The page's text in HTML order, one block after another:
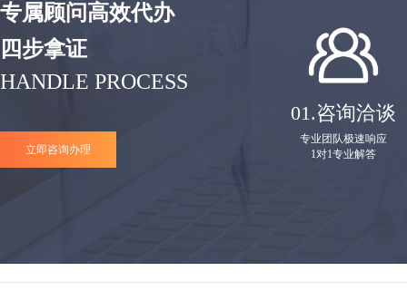
专属顾问高效代办
四步拿证
HANDLE PROCESS
立即咨询办理
01.咨询洽谈
专业团队极速响应
1对1专业解答